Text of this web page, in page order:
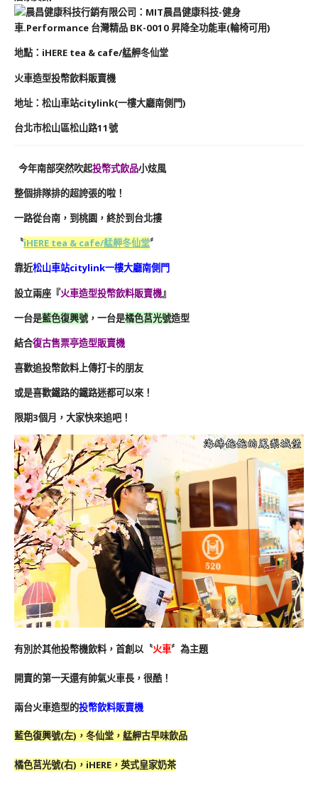
地點：iHERE tea & cafe/艋舺冬仙堂
火車造型投幣飲料販賣機
地址： 松山車站citylink(一樓大廳南側門)
台北市松山區松山路11號
今年南部突然吹起投幣式飲品小炫風
整個排隊排的超誇張的啦！
一路從台南，到桃園，終於到台北摟
〝iHERE tea & cafe/艋舺冬仙堂〞
靠近松山車站citylink一樓大廳南側門
設立兩座『火車造型投幣飲料販賣機』
一台是藍色復興號，一台是橘色莒光號造型
結合復古售票亭造型販賣機
喜歡追投幣飲料上傳打卡的朋友
或是喜歡鐵路的鐵路迷都可以來！
限期3個月，大家快來追吧！
有別於其他投幣機飲料，首創以〝火車〞為主題
開賣的第一天還有帥氣火車長，很酷！
兩台火車造型的投幣飲料販賣機
藍色復興號(左)， 冬仙堂，艋舺古早味飲品
橘色莒光號(右)， iHERE，英式皇家奶茶